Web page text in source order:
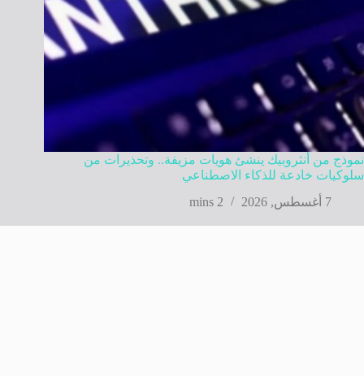
نموذج من أنثروبيك ينشئ هويات مزيفة.. وتحذيرات من
سلوكيات خادعة للذكاء الاصطناعي
7 أغسطس, 2026
2 mins